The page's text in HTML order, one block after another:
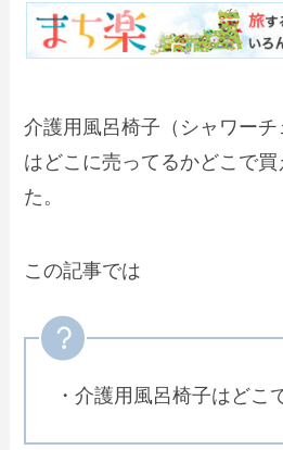
介護用風呂椅子（シャワーチ
はどこに売ってるかどこで
た。
この記事では
・介護用風呂椅子はどこ